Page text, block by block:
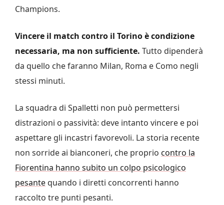
Champions.
Vincere il match contro il Torino è condizione
necessaria, ma non sufficiente. Tutto dipenderà
da quello che faranno Milan, Roma e Como negli
stessi minuti.
La squadra di Spalletti non può permettersi
distrazioni o passività: deve intanto vincere e poi
aspettare gli incastri favorevoli. La storia recente
non sorride ai bianconeri, che proprio contro la
Fiorentina hanno subito un colpo psicologico
pesante quando i diretti concorrenti hanno
raccolto tre punti pesanti.